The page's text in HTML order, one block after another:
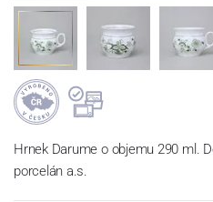
Hrnek Darume o objemu 290 ml.
porcelán a.s.